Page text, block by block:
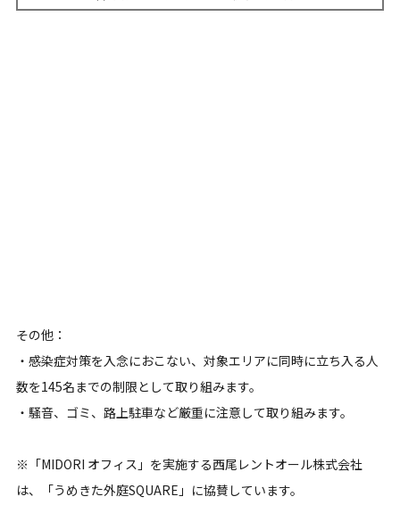
その他：
・感染症対策を入念におこない、対象エリアに同時に立ち入る人
数を145名までの制限として取り組みます。
・騒音、ゴミ、路上駐車など厳重に注意して取り組みます。
※「MIDORI オフィス」を実施する西尾レントオール株式会社
は、「うめきた外庭SQUARE」に協賛しています。